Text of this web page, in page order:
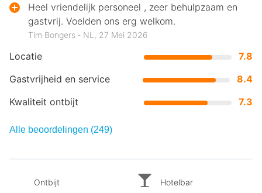
Locatie
7.8
Gastvrijheid en service
8.4
Kwaliteit ontbijt
7.3
Heel vriendelijk personeel , zeer behulpzaam en
gastvrij. Voelden ons erg welkom.
Tim Bongers ‐ NL, 27 Mei 2026
Alle beoordelingen (249)
Ontbijt
Hotelbar